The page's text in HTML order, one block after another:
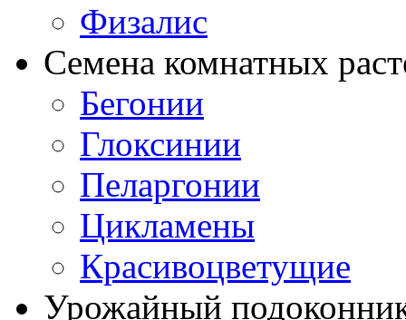
Физалис
Семена комнатных
Бегонии
Глоксинии
Пеларгонии
Цикламены
Красивоцветущие
Урожайный